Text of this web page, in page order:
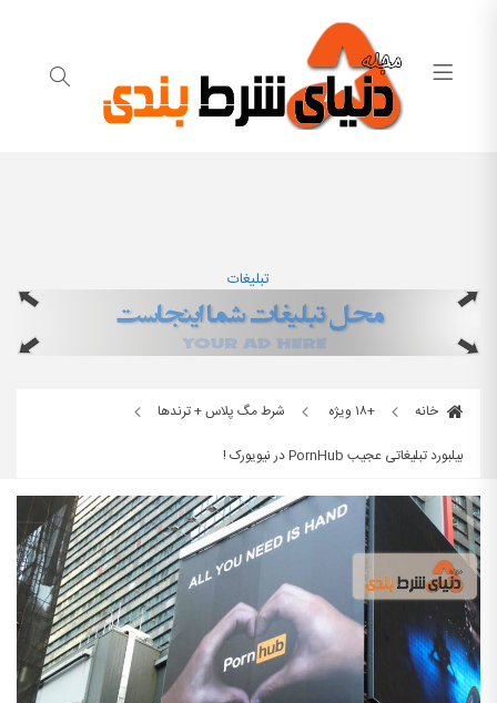
تبلیغات
خانه +۱۸ ویژه
شرط مگ پلاس + ترندها
بیلبورد تبلیغاتی عجیب PornHub در نیویورک !